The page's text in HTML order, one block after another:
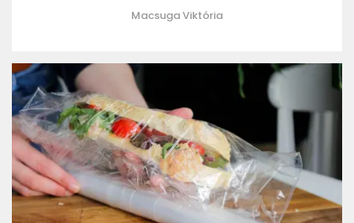
Macsuga Viktória